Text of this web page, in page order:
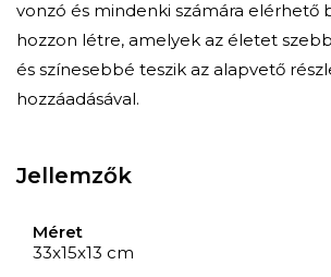
vonzó és mindenki számára elérhető
hozzon létre, amelyek az életet
és színesebbé teszik az alapvető
hozzáadásával.
Jellemzők
Méret
33x15x13 cm